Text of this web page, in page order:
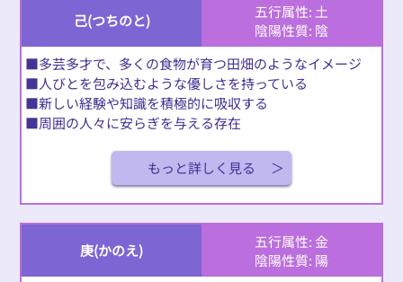
己(つちのと)
五行属性: 土
陰陽性質: 陰
■多芸多才で、多くの食物が育つ田畑のようなイメージ
■人びとを包み込むような優しさを持っている
■新しい経験や知識を積極的に吸収する
■周囲の人々に安らぎを与える存在
もっと詳しく見る
庚(かのえ)
五行属性: 金
陰陽性質: 陽